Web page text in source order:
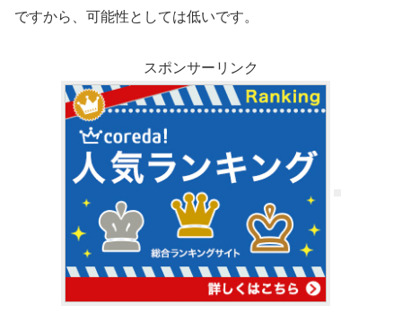
ですから、可能性としては低いです。
スポンサーリンク